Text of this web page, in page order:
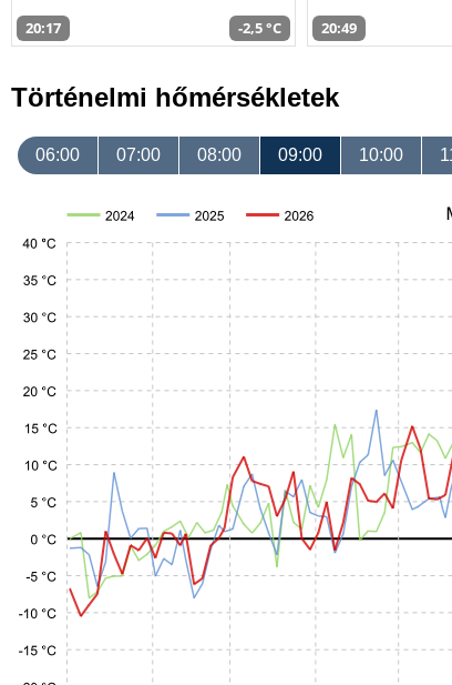
20:17 -2,5 °C 20:49
Történelmi hőmérsékletek
06:00 07:00 08:00 09:00 10:00